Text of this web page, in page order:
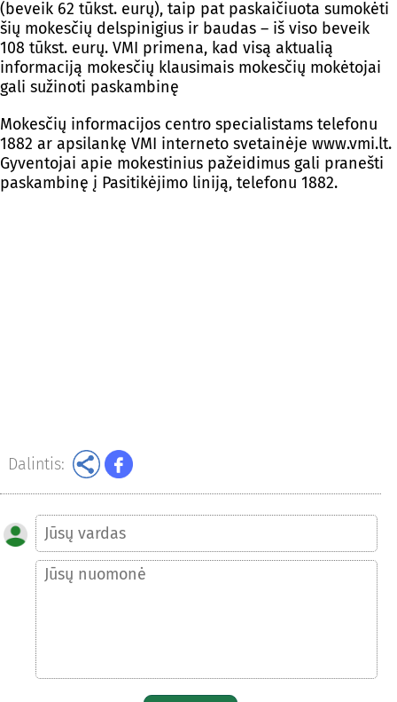
(beveik 62 tūkst. eurų), taip pat paskaičiuota sumokėti
šių mokesčių delspinigius ir baudas – iš viso beveik
108 tūkst. eurų. VMI primena, kad visą aktualią
informaciją mokesčių klausimais mokesčių mokėtojai
gali sužinoti paskambinę
Mokesčių informacijos centro specialistams telefonu
1882 ar apsilankę VMI interneto svetainėje www.vmi.lt.
Gyventojai apie mokestinius pažeidimus gali pranešti
paskambinę į Pasitikėjimo liniją, telefonu 1882.
Dalintis: